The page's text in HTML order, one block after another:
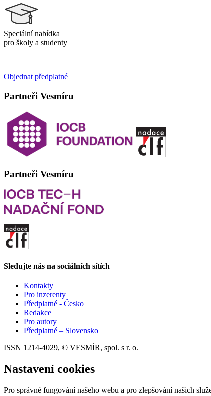
Speciální nabídka
pro školy a studenty
Objednat předplatné
Partneři Vesmíru
Partneři Vesmíru
Sledujte nás na sociálních sítích
Kontakty
Pro inzerenty
Předplatné - Česko
Redakce
Pro autory
Předplatné – Slovensko
ISSN 1214-4029, © VESMÍR, spol. s r. o.
Nastavení cookies
Pro správné fungování našeho webu a pro zlepšování našich